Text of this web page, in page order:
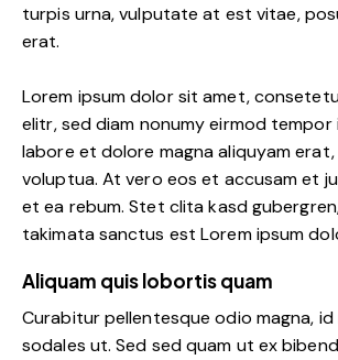
turpis urna, vulputate at est vitae,
erat.
Lorem ipsum dolor sit amet,
elitr, sed diam nonumy eirmod
labore et dolore magna aliquyam
voluptua. At vero eos et accusam et
et ea rebum. Stet clita kasd
takimata sanctus est Lorem ipsum
Aliquam quis lobortis quam
Curabitur pellentesque odio magna,
sodales ut. Sed sed quam ut ex